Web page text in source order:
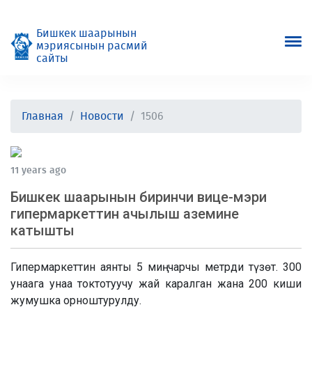
Бишкек шаарынын
мэриясынын расмий
сайты
Главная Новости 1506
11 years ago
Бишкек шаарынын биринчи вице-мэри
гипермаркеттин ачылыш аземине
катышты
Гипермаркеттин аянты 5 миң чарчы метрди түзөт. 300
унаага унаа токтотуучу жай каралган жана 200 киши
жумушка орноштурулду.